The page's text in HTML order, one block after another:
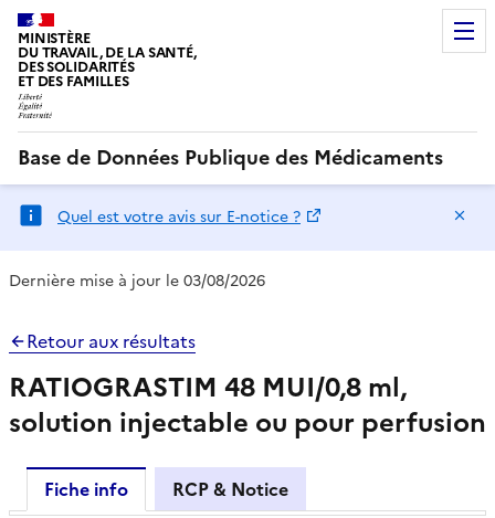
MINISTÈRE
DU TRAVAIL, DE LA SANTÉ,
DES SOLIDARITÉS
ET DES FAMILLES
Base de Données Publique des Médicaments
Quel est votre avis sur E-notice ?
Dernière mise à jour le 03/08/2026
Retour aux résultats
RATIOGRASTIM 48 MUI/0,8 ml,
solution injectable ou pour perfusion
Fiche info
RCP & Notice